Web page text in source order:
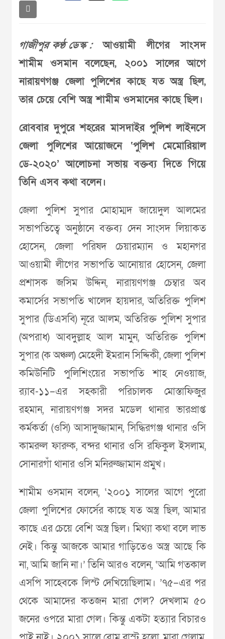
গাজীপুর কণ্ঠ ডেস্ক :আওয়ামী লীগের সাংসদ
শামীম ওসমান বলেছেন, ২০০১ সালের আগে
নারায়ণগঞ্জ জেলা পুলিশের কাছে যত অস্ত্র ছিল,
তার চেয়ে বেশি অস্ত্র শামীম ওসমানের কাছে ছিল।
রোববার দুপুরে শহরের মাসদাইর পুলিশ লাইনসে
জেলা পুলিশের আয়োজনে ‘পুলিশ মেমোরিয়াল
ডে-২০২০’ আলোচনা সভায় বক্তব্য দিতে গিয়ে
তিনি এসব কথা বলেন।
জেলা পুলিশ সুপার মোহাম্মদ জায়েদুল আলমের
সভাপতিত্বে অনুষ্ঠানে বক্তব্য দেন সাংসদ লিয়াকত
হোসেন, জেলা পরিষদ চেয়ারম্যান ও মহানগর
আওয়ামী লীগের সভাপতি আনোয়ার হোসেন, জেলা
প্রশাসক জসিম উদ্দিন, নারায়ণগঞ্জ চেম্বার অব
কমার্সের সভাপতি খালেদ হায়দার, অতিরিক্ত পুলিশ
সুপার (ডিএসবি) নূরে আলম, অতিরিক্ত পুলিশ সুপার
(অপরাধ) আবদুল্লাহ আল মামুন, অতিরিক্ত পুলিশ
সুপার (ক অঞ্চল) মেহেদী ইমরান সিদ্দিকী, জেলা পুলিশ
কমিউনিটি পুলিশিংয়ের সভাপতি শাহ নেওয়াজ,
র‌্যাব-১১–এর সহকারী পরিচালক মোস্তাফিজুর
রহমান, নারায়ণগঞ্জ সদর মডেল থানার ভারপ্রাপ্ত
কর্মকর্তা (ওসি) আসাদুজ্জামান, সিদ্ধিরগঞ্জ থানার ওসি
কামরুল ফারুক, বন্দর থানার ওসি রফিকুল ইসলাম,
সোনারগাঁ থানার ওসি মনিরুজ্জামান প্রমুখ।
শামীম ওসমান বলেন, ‘২০০১ সালের আগে পুরো
জেলা পুলিশের ফোর্সের কাছে যত অস্ত্র ছিল, আমার
কাছে এর চেয়ে বেশি অস্ত্র ছিল। মিথ্যা কথা বলে লাভ
নেই। কিন্তু আজকে আমার গাড়িতেও অস্ত্র আছে কি
না, আমি জানি না।’ তিনি আরও বলেন, ‘আমি গতকাল
এসপি সাহেবকে লিস্ট দেখিয়েছিলাম। ’৭৫–এর পর
থেকে আমাদের কতজন মারা গেল? দেখলাম ৫০
জনের ওপরে মারা গেল। কিন্তু একটা হত্যার বিচারও